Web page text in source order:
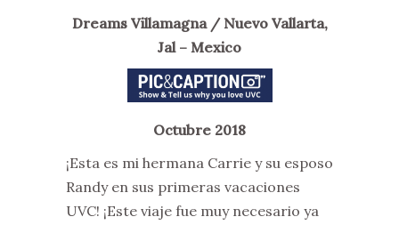
Dreams Villamagna / Nuevo Vallarta,
Jal – Mexico
Octubre 2018
¡Esta es mi hermana Carrie y su esposo
Randy en sus primeras vacaciones
UVC! ¡Este viaje fue muy necesario ya